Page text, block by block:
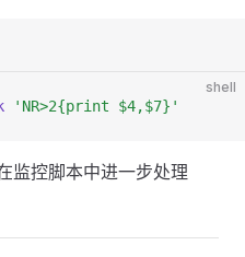
shell
'NR>2{print $4,$7}'
监控脚本中进一步处理